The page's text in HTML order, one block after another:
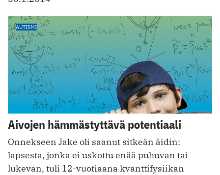
AUTISMI
Aivojen hämmästyttävä potentiaali
Onnekseen Jake oli saanut sitkeän äidin:
lapsesta, jonka ei uskottu enää puhuvan tai
lukevan, tuli 12-vuotiaana kvanttifysiikan